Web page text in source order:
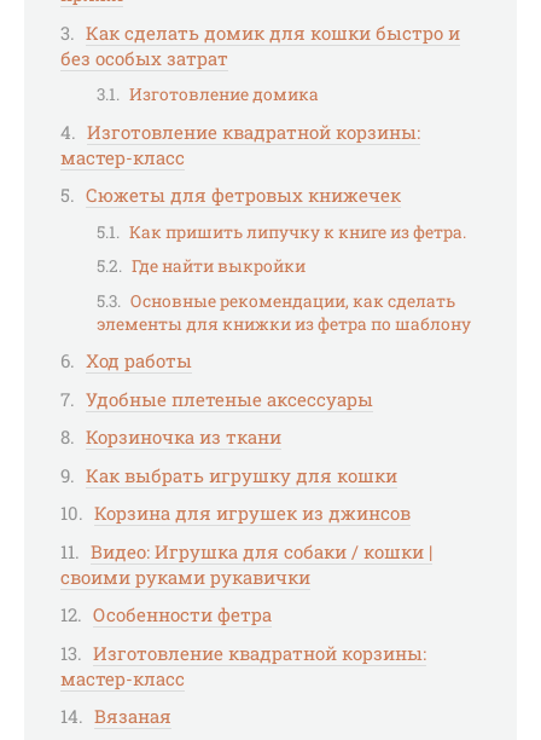
Как сделать домик для кошки быстро и
без особых затрат
Изготовление домика
Изготовление квадратной корзины:
мастер-класс
Сюжеты для фетровых книжечек
Как пришить липучку к книге из фетра.
Где найти выкройки
Основные рекомендации, как сделать
элементы для книжки из фетра по шаблону
Ход работы
Удобные плетеные аксессуары
Корзиночка из ткани
Как выбрать игрушку для кошки
Корзина для игрушек из джинсов
Видео: Игрушка для собаки / кошки |
своими руками рукавички
Особенности фетра
Изготовление квадратной корзины:
мастер-класс
Вязаная